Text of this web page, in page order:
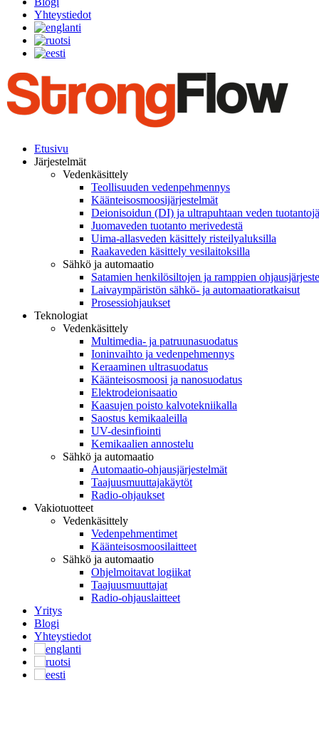
Yhteystiedot
Etusivu
Järjestelmät
Vedenkäsittely
Teollisuuden vedenpehmennys
Käänteisosmoosijärjestelmät
Deionisoidun (DI) ja ultrapuhtaan veden
Juomaveden tuotanto merivedestä
Uima-allasveden käsittely risteilyaluksilla
Raakaveden käsittely vesilaitoksilla
Sähkö ja automaatio
Satamien henkilösiltojen ja ramppien
Laivaympäristön sähkö- ja automaatioratkaisut
Prosessiohjaukset
Teknologiat
Vedenkäsittely
Multimedia- ja patruunasuodatus
Ioninvaihto ja vedenpehmennys
Keraaminen ultrasuodatus
Käänteisosmoosi ja nanosuodatus
Elektrodeionisaatio
Kaasujen poisto kalvotekniikalla
Saostus kemikaaleilla
UV-desinfiointi
Kemikaalien annostelu
Sähkö ja automaatio
Automaatio-ohjausjärjestelmät
Taajuusmuuttajakäytöt
Radio-ohjaukset
Vakiotuotteet
Vedenkäsittely
Vedenpehmentimet
Käänteisosmoosilaitteet
Sähkö ja automaatio
Ohjelmoitavat logiikat
Taajuusmuuttajat
Radio-ohjauslaitteet
Yritys
Blogi
Yhteystiedot